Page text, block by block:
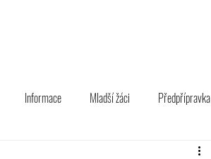
Informace Mladší žáci Předpřípravka